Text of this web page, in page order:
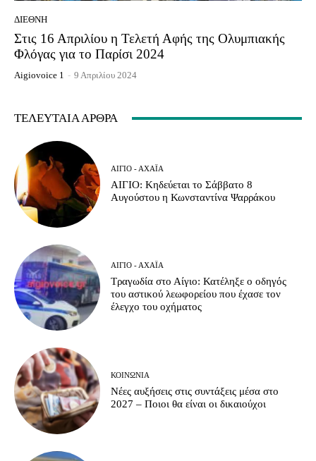
ΔΙΕΘΝΉ
Στις 16 Απριλίου η Τελετή Αφής της Ολυμπιακής
Φλόγας για το Παρίσι 2024
Aigiovoice 1 - 9 Απριλίου 2024
ΤΕΛΕΥΤΑΊΑ ΆΡΘΡΑ
ΑΊΓΙΟ - ΑΧΑΪ́Α
ΑΙΓΙΟ: Κηδεύεται το Σάββατο 8
Αυγούστου η Κωνσταντίνα Ψαρράκου
ΑΊΓΙΟ - ΑΧΑΪ́Α
Τραγωδία στο Αίγιο: Κατέληξε ο οδηγός
του αστικού λεωφορείου που έχασε τον
έλεγχο του οχήματος
ΚΟΙΝΩΝΊΑ
Νέες αυξήσεις στις συντάξεις μέσα στο
2027 – Ποιοι θα είναι οι δικαιούχοι